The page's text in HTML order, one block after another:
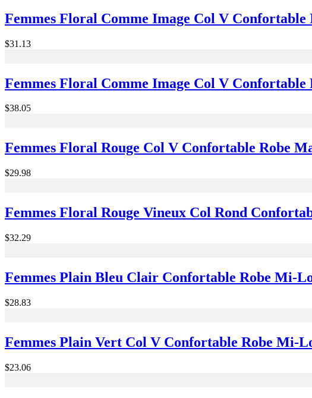
Femmes Floral Comme Image Col V
$31.13
Femmes Floral Comme Image Col V
$38.05
Femmes Floral Rouge Col V Confortable Robe
$29.98
Femmes Floral Rouge Vineux Col Rond
$32.29
Femmes Plain Bleu Clair Confortable Robe Mi-
$28.83
Femmes Plain Vert Col V Confortable Robe Mi-
$23.06